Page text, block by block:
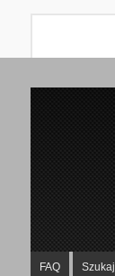
FAQ Szukaj